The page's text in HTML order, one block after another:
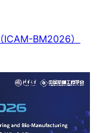
（ICAM-BM2026）